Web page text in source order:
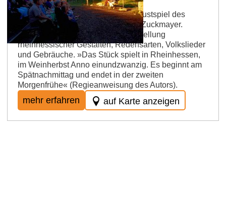
Der »Fröhliche Weinberg« ist ein Lustspiel des
rheinhessischen Dramatikers Carl Zuckmayer.
Naturalistische, deftig-farbige Darstellung
rheinhessischer Gestalten, Redensarten, Volkslieder
und Gebräuche. »Das Stück spielt in Rheinhessen,
im Weinherbst Anno einundzwanzig. Es beginnt am
Spätnachmittag und endet in der zweiten
Morgenfrühe« (Regieanweisung des Autors).
mehr erfahren auf Karte anzeigen